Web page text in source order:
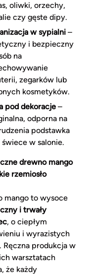
oliwki, orzechy,
czy gęste dipy.
w sypialni–
i bezpieczny
na
zegarków lub
kosmetyków.
pod dekoracje–
odporna na
podstawka
świece w salonie.
drewno mango
rzemiosło
mango to wysoce
i trwały
, o ciepłym
i wyrazistych
Ręczna produkcja w
warsztatach
że każdy